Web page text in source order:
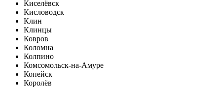
Киселёвск
Кисловодск
Клин
Клинцы
Ковров
Коломна
Колпино
Комсомольск-на-Амуре
Копейск
Королёв